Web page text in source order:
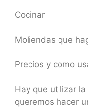
Cocinar
Moliendas que
Precios y como
Hay que utilizar
queremos hacer